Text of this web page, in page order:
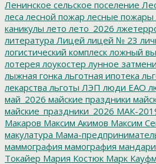
Ленинское сельское поселение
леса лесной пожар лесные пожары
каникулы лето лето_2026
литература Лицей лицей № 23
логистический комплеск ложный
лотерея лоукостер лунное
лыжная гонка льготная ипотека
лекарства льготы ЛЭП люди ЕАО
май_2026 майские праздники
майские_праздники_2026 МАК-
Макаров Максим Акимов Максим
макулатура Мама-
маммография мамография
Токайер Мария Костюк Марк